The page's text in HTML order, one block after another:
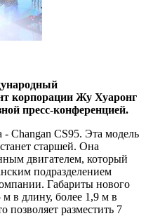
корпорации Жу Хуаронг
пресс-конференцией.
Changan CS95. Эта модель
старшей. Она
двигателем, который
подразделением
Габариты нового
м в длину, более 1,9 м в
позволяет разместить 7